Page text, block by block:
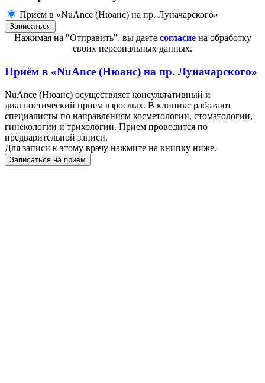
Приём в «NuAnce (Нюанс) на пр. Луначарского»
Нажимая на "Отправить", вы даете согласиена обработку
своих персональных данных.
Приём в «NuAnce (Нюанс) на пр. Луначарского»
NuAnce (Нюанс) осуществляет консультативный и
диагностический прием взрослых. В клинике работают
специалисты по направлениям косметологии, стоматологии,
гинекологии и трихологии. Прием проводится по
предварительной записи.
Для записи к этому врачу нажмите на книпку ниже.
Записаться на прием